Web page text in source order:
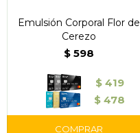
Emulsión Corporal Flor de
Cerezo
$ 598
$ 419
$ 478